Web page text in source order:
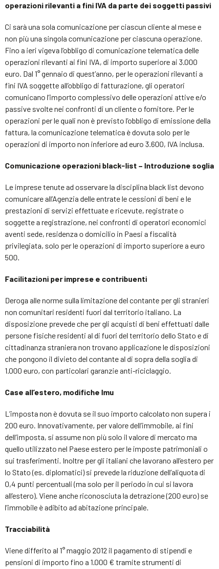
operazioni rilevanti a fini IVA da parte dei soggetti passivi
Ci sarà una sola comunicazione per ciascun cliente al mese e
non più una singola comunicazione per ciascuna operazione.
Fino a ieri vigeva l’obbligo di comunicazione telematica delle
operazioni rilevanti ai fini IVA, di importo superiore ai 3.000
euro. Dal 1° gennaio di quest’anno, per le operazioni rilevanti a
fini IVA soggette all’obbligo di fatturazione, gli operatori
comunicano l’importo complessivo delle operazioni attive e/o
passive svolte nei confronti di un cliente o fornitore. Per le
operazioni per le quali non è previsto l’obbligo di emissione della
fattura, la comunicazione telematica è dovuta solo per le
operazioni di importo non inferiore ad euro 3.600, IVA inclusa.
Comunicazione operazioni black-list – Introduzione soglia
Le imprese tenute ad osservare la disciplina black list devono
comunicare all’Agenzia delle entrate le cessioni di beni e le
prestazioni di servizi effettuate e ricevute, registrate o
soggette a registrazione, nei confronti di operatori economici
aventi sede, residenza o domicilio in Paesi a fiscalità
privilegiata, solo per le operazioni di importo superiore a euro
500.
Facilitazioni per imprese e contribuenti
Deroga alle norme sulla limitazione del contante per gli stranieri
non comunitari residenti fuori dal territorio italiano. La
disposizione prevede che per gli acquisti di beni effettuati dalle
persone fisiche residenti al di fuori del territorio dello Stato e di
cittadinanza straniera non trovano applicazione le disposizioni
che pongono il divieto del contante al di sopra della soglia di
1.000 euro, con particolari garanzie anti-riciclaggio.
Case all’estero, modifiche Imu
L’imposta non è dovuta se il suo importo calcolato non supera i
200 euro. Innovativamente, per valore dell’immobile, ai fini
dell’imposta, si assume non più solo il valore di mercato ma
quello utilizzato nel Paese estero per le imposte patrimoniali o
sui trasferimenti. Inoltre per gli italiani che lavorano all’estero per
lo Stato (es. diplomatici) si prevede la riduzione dell’aliquota di
0,4 punti percentuali (ma solo per il periodo in cui si lavora
all’estero). Viene anche riconosciuta la detrazione (200 euro) se
l’immobile è adibito ad abitazione principale.
Tracciabilità
Viene differito al 1° maggio 2012 il pagamento di stipendi e
pensioni di importo fino a 1.000 € tramite strumenti di